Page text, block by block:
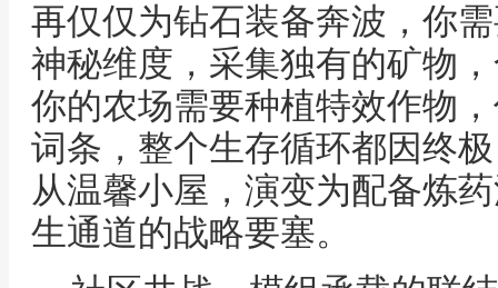
再仅仅为钻石装备奔波，你
神秘维度，采集独有的矿物
你的农场需要种植特效作物
词条，整个生存循环都因终
从温馨小屋，演变为配备炼
生通道的战略要塞。